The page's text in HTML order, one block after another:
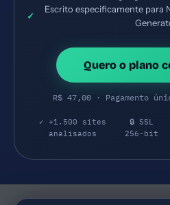
✓
Escrito especificamente para
Quero o plano
R$ 47,00 · Pagamento
✓ +1.500 sites
analisados
🔒 SSL
256-bit